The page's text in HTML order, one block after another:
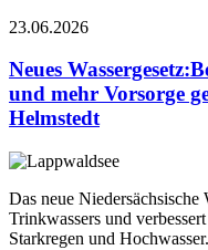
23.06.2026
Neues Wassergesetz:
und mehr Vorsorge
Helmstedt
Das neue Niedersächsische
Trinkwassers und
Starkregen und